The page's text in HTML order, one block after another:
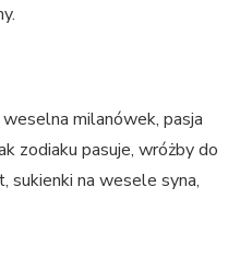
milanówek, pasja
zodiaku pasuje, wróżby do
sukienki na wesele syna,